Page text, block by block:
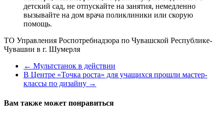
детский сад, не отпускайте на занятия, немедленно
вызывайте на дом врача поликлиники или скорую
помощь.
ТО Управления Роспотребнадзора по Чувашской Республике-
Чувашии в г. Шумерля
← Мультстанок в действии
В Центре «Точка роста» для учащихся прошли мастер-
классы по дизайну →
Вам также может понравиться